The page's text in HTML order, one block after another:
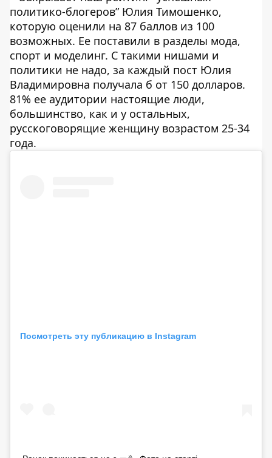
политико-блогеров” Юлия Тимошенко,
которую оценили на 87 баллов из 100
возможных. Ее поставили в разделы мода,
спорт и моделинг. С такими нишами и
политики не надо, за каждый пост Юлия
Владимировна получала б от 150 долларов.
81% ее аудитории настоящие люди,
большинство, как и у остальных,
русскоговорящие женщину возрастом 25-34
года.
Посмотреть эту публикацию в Instagram